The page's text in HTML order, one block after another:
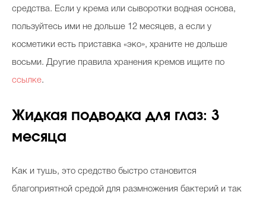
средства. Если у крема или сыворотки водная основа,
пользуйтесь ими не дольше 12 месяцев, а если у
косметики есть приставка «эко», храните не дольше
восьми. Другие правила хранения кремов ищите по
ссылке.
Жидкая подводка для глаз: 3
месяца
Как и тушь, это средство быстро становится
благоприятной средой для размножения бактерий и так